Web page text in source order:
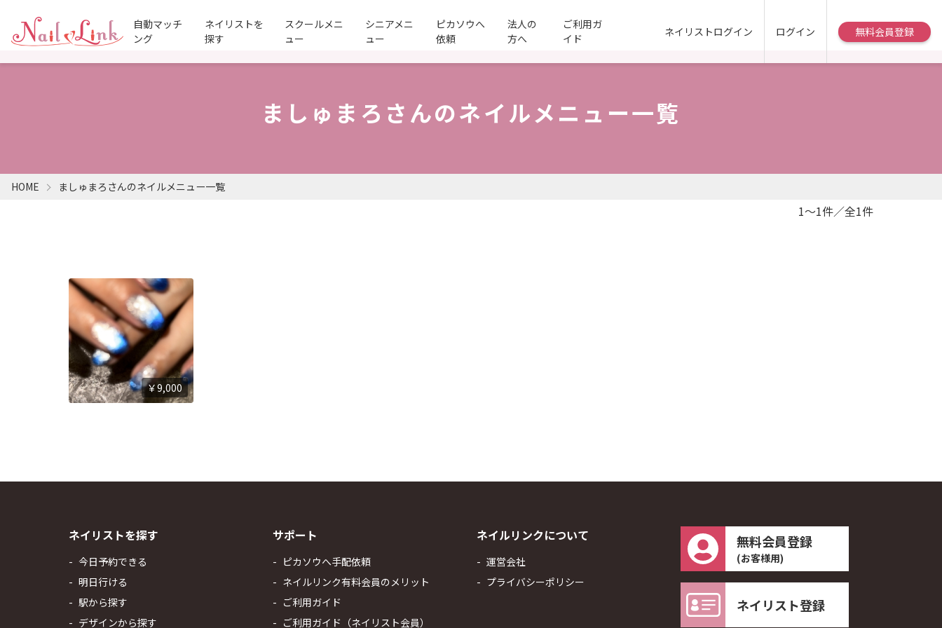
自動マッチ
ング
ネイリストを
探す
スクールメニ
ュー
シニアメニ
ュー
ピカソウへ
依頼
法人の
方へ
ご利用ガ
イド
ネイリストログイン ログイン 無料会員登録
ましゅまろさんのネイルメニュー一覧
HOME ましゅまろさんのネイルメニュー一覧
1～1件／全1件
￥9,000
ネイリストを探す
今日予約できる
明日行ける
駅から探す
デザインから探す
サポート
ピカソウへ手配依頼
ネイルリンク有料会員のメリット
ご利用ガイド
ご利用ガイド（ネイリスト会員）
ネイルリンクについて
運営会社
プライバシーポリシー
無料会員登録
(お客様用)
ネイリスト登録